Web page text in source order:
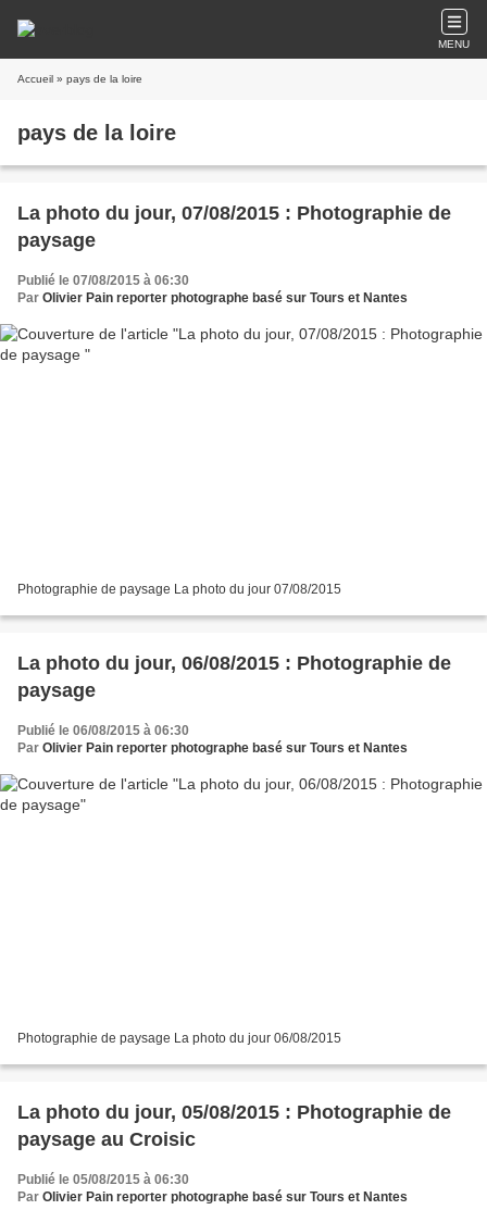
MENU
Accueil » pays de la loire
pays de la loire
La photo du jour, 07/08/2015 : Photographie de
paysage
Publié le 07/08/2015 à 06:30
Par Olivier Pain reporter photographe basé sur Tours et Nantes
Photographie de paysage La photo du jour 07/08/2015
La photo du jour, 06/08/2015 : Photographie de
paysage
Publié le 06/08/2015 à 06:30
Par Olivier Pain reporter photographe basé sur Tours et Nantes
Photographie de paysage La photo du jour 06/08/2015
La photo du jour, 05/08/2015 : Photographie de
paysage au Croisic
Publié le 05/08/2015 à 06:30
Par Olivier Pain reporter photographe basé sur Tours et Nantes